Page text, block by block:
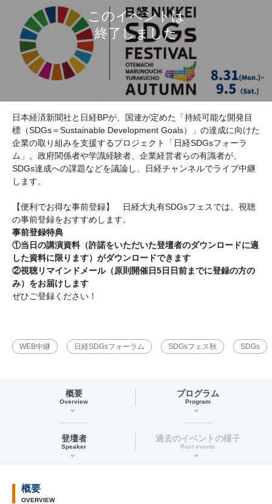
日本経済新聞社と日経BPが、国連が定めた「持続可能な開発目
標（SDGs＝Sustainable Development Goals）」の達成に向けた
企業の取り組みを支援するプロジェクト「日経SDGsフォーラ
ム」。政府関係者や学識経験者、企業経営者らの有識者が、
SDGs達成への課題などを議論し、日経チャンネルでライブ中継
します。
【便利でお得な事前登録】 日経大丸有SDGsフェスでは、視聴
の事前登録をおすすめします。
事前登録特典
①当日の講演資料（許諾をいただいた登壇者のダウンロードに適
した資料に限ります）がダウンロードできます
②視聴リマインドメール（原則開催日5日日前までに登録の方の
み）をお届けします
ぜひご登録ください！
WEB中継 日経SDGsフォーラム SDGsフェス秋 SDGs
概要
Overview
プログラム
Program
登壇者
Speaker
過去のイベントの様子
Past events
概要
OVERVIEW